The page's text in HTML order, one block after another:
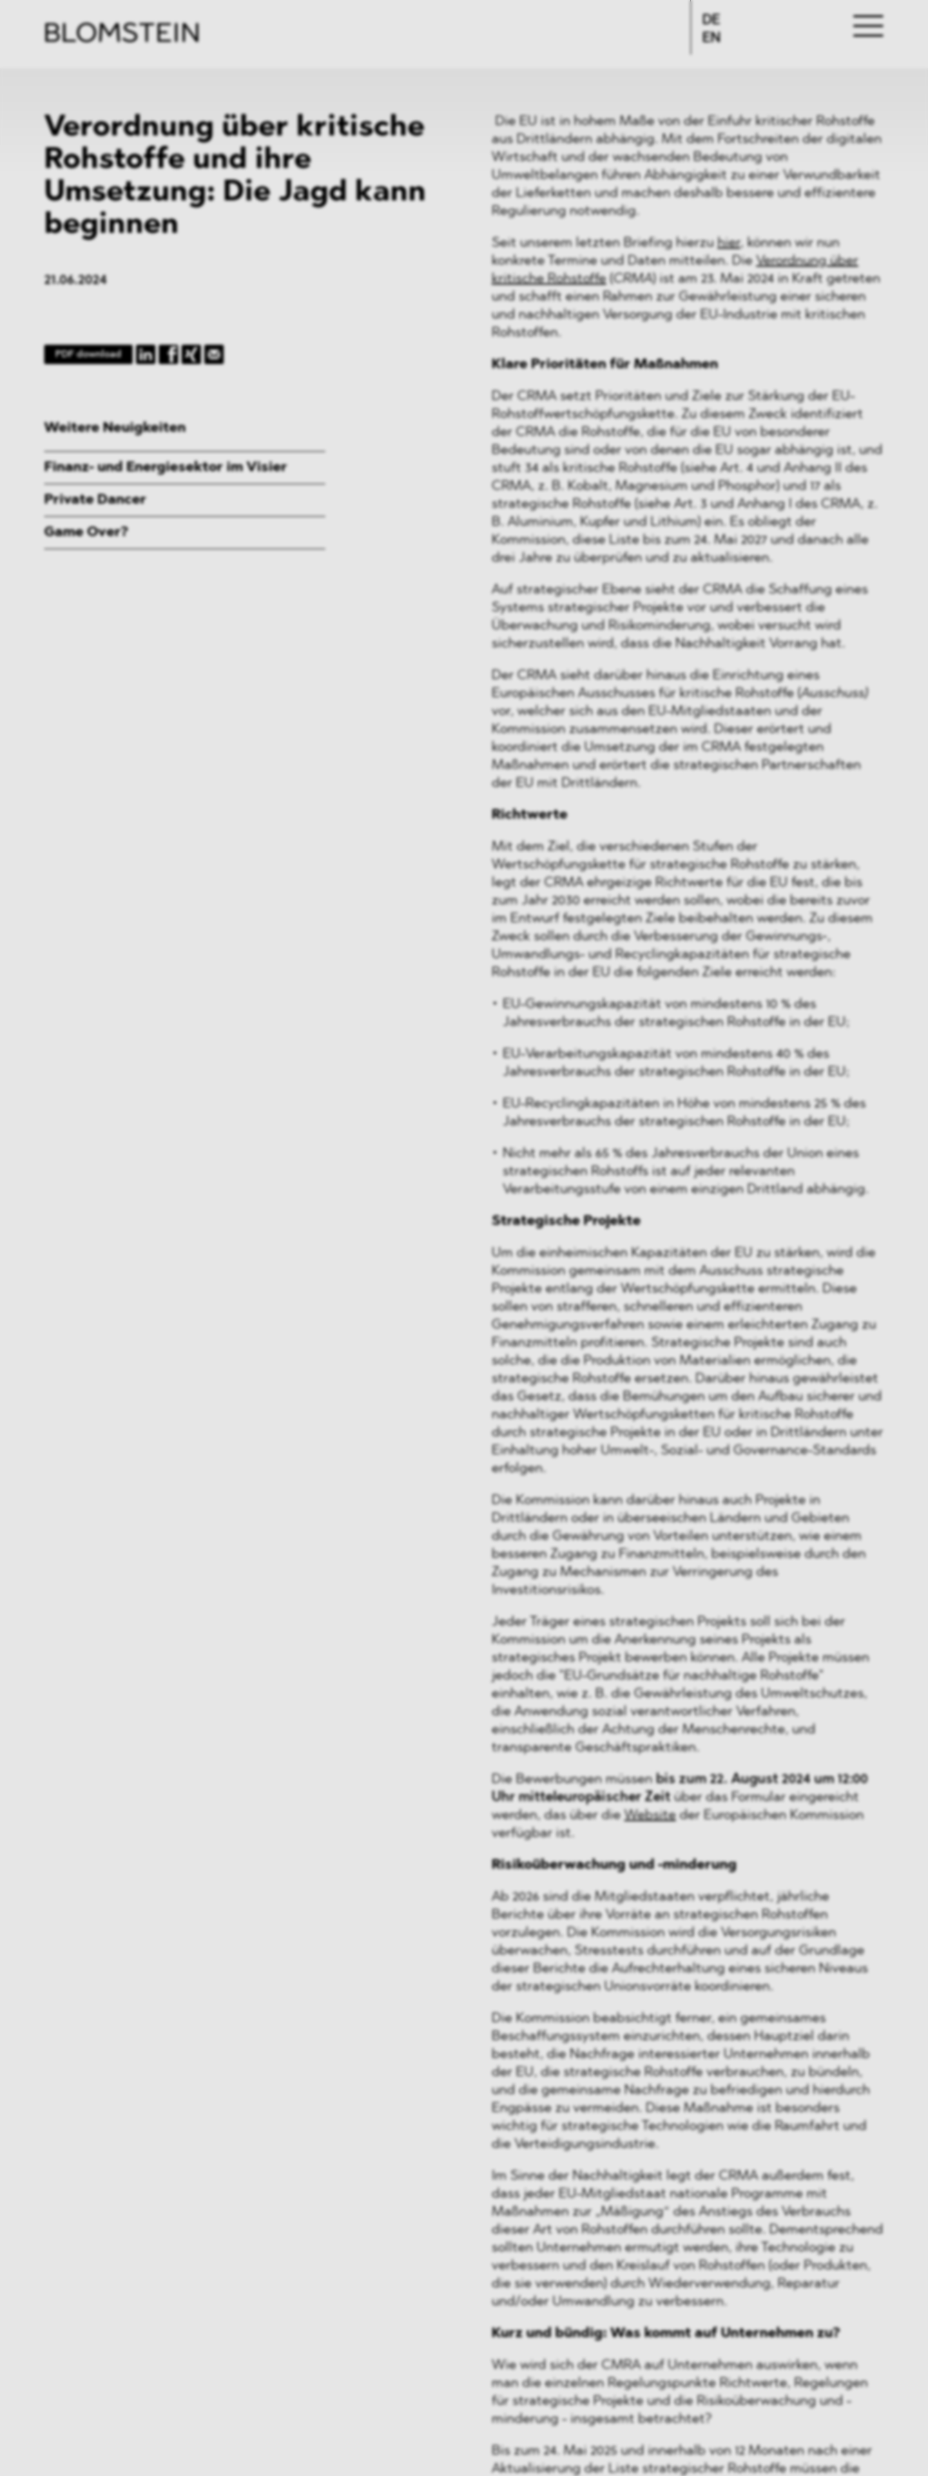
DE
EN
Verordnung über kritische
Rohstoffe und ihre
Umsetzung: Die Jagd kann
beginnen
21.06.2024
PDF download
Die EU ist in hohem Maße von der Einfuhr kritischer Rohstoffe
aus Drittländern abhängig. Mit dem Fortschreiten der digitalen
Wirtschaft und der wachsenden Bedeutung von
Umweltbelangen führen Abhängigkeit zu einer Verwundbarkeit
der Lieferketten und machen deshalb bessere und effizientere
Regulierung notwendig.
Seit unserem letzten Briefing hierzu hier, können wir nun
konkrete Termine und Daten mitteilen. DieVerordnung über
kritische Rohstoffe( CRMA) ist am 23. Mai 2024 in Kraft getreten
und schafft einen Rahmen zur Gewährleistung einer sicheren
und nachhaltigen Versorgung der EU-Industrie mit kritischen
Rohstoffen.
Klare Prioritäten für Maßnahmen
Der CRMA setzt Prioritäten und Ziele zur Stärkung der EU-
Rohstoffwertschöpfungskette. Zu diesem Zweck identifiziert
der CRMA die Rohstoffe, die für die EU von besonderer
Bedeutung sind oder von denen die EU sogar abhängig ist, und
stuft 34 als kritische Rohstoffe (siehe Art. 4 und Anhang II des
CRMA, z. B. Kobalt, Magnesium und Phosphor) und 17 als
strategische Rohstoffe (siehe Art. 3 und Anhang I des CRMA, z.
B. Aluminium, Kupfer und Lithium) ein. Es obliegt der
Kommission, diese Liste bis zum 24. Mai 2027 und danach alle
drei Jahre zu überprüfen und zu aktualisieren.
Auf strategischer Ebene sieht der CRMA die Schaffung eines
Systems strategischer Projekte vor und verbessert die
Überwachung und Risikominderung, wobei versucht wird
sicherzustellen wird, dass die Nachhaltigkeit Vorrang hat.
Der CRMA sieht darüber hinaus die Einrichtung eines
Europäischen Ausschusses für kritische Rohstoffe (Ausschuss)
vor, welcher sich aus den EU-Mitgliedstaaten und der
Kommission zusammensetzen wird. Dieser erörtert und
koordiniert die Umsetzung der im CRMA festgelegten
Maßnahmen und erörtert die strategischen Partnerschaften
der EU mit Drittländern.
Richtwerte
Mit dem Ziel, die verschiedenen Stufen der
Wertschöpfungskette für strategische Rohstoffe zu stärken,
legt der CRMA ehrgeizige Richtwerte für die EU fest, die bis
zum Jahr 2030 erreicht werden sollen, wobei die bereits zuvor
im Entwurf festgelegten Ziele beibehalten werden. Zu diesem
Zweck sollen durch die Verbesserung der Gewinnungs‑,
Umwandlungs- und Recyclingkapazitäten für strategische
Rohstoffe in der EU die folgenden Ziele erreicht werden:
EU-Gewinnungskapazität von mindestens 10 % des
Jahresverbrauchs der strategischen Rohstoffe in der EU;
EU-Verarbeitungskapazität von mindestens 40 % des
Jahresverbrauchs der strategischen Rohstoffe in der EU;
EU-Recyclingkapazitäten in Höhe von mindestens 25 % des
Jahresverbrauchs der strategischen Rohstoffe in der EU;
Nicht mehr als 65 % des Jahresverbrauchs der Union eines
strategischen Rohstoffs ist auf jeder relevanten
Verarbeitungsstufe von einem einzigen Drittland abhängig.
Strategische Projekte
Um die einheimischen Kapazitäten der EU zu stärken, wird die
Kommission gemeinsam mit dem Ausschuss strategische
Projekte entlang der Wertschöpfungskette ermitteln. Diese
sollen von strafferen, schnelleren und effizienteren
Genehmigungsverfahren sowie einem erleichterten Zugang zu
Finanzmitteln profitieren. Strategische Projekte sind auch
solche, die die Produktion von Materialien ermöglichen, die
strategische Rohstoffe ersetzen. Darüber hinaus gewährleistet
das Gesetz, dass die Bemühungen um den Aufbau sicherer und
nachhaltiger Wertschöpfungsketten für kritische Rohstoffe
durch strategische Projekte in der EU oder in Drittländern unter
Einhaltung hoher Umwelt-, Sozial- und Governance-Standards
erfolgen.
Die Kommission kann darüber hinaus auch Projekte in
Drittländern oder in überseeischen Ländern und Gebieten
durch die Gewährung von Vorteilen unterstützen, wie einem
besseren Zugang zu Finanzmitteln, beispielsweise durch den
Zugang zu Mechanismen zur Verringerung des
Investitionsrisikos.
Jeder Träger eines strategischen Projekts soll sich bei der
Kommission um die Anerkennung seines Projekts als
strategisches Projekt bewerben können. Alle Projekte müssen
jedoch die "EU-Grundsätze für nachhaltige Rohstoffe"
einhalten, wie z. B. die Gewährleistung des Umweltschutzes,
die Anwendung sozial verantwortlicher Verfahren,
einschließlich der Achtung der Menschenrechte, und
transparente Geschäftspraktiken.
Die Bewerbungen müssenbis zum 22. August 2024 um 12:00
Uhr mitteleuropäischer Zeit über das Formular eingereicht
werden, das über die Websiteder Europäischen Kommission
verfügbar ist.
Risikoüberwachung und -minderung
Ab 2026 sind die Mitgliedstaaten verpflichtet, jährliche
Berichte über ihre Vorräte an strategischen Rohstoffen
vorzulegen. Die Kommission wird die Versorgungsrisiken
überwachen, Stresstests durchführen und auf der Grundlage
dieser Berichte die Aufrechterhaltung eines sicheren Niveaus
der strategischen Unionsvorräte koordinieren.
Die Kommission beabsichtigt ferner, ein gemeinsames
Beschaffungssystem einzurichten, dessen Hauptziel darin
besteht, die Nachfrage interessierter Unternehmen innerhalb
der EU, die strategische Rohstoffe verbrauchen, zu bündeln,
und die gemeinsame Nachfrage zu befriedigen und hierdurch
Engpässe zu vermeiden. Diese Maßnahme ist besonders
wichtig für strategische Technologien wie die Raumfahrt und
die Verteidigungsindustrie.
Im Sinne der Nachhaltigkeit legt der CRMA außerdem fest,
dass jeder EU-Mitgliedstaat nationale Programme mit
Maßnahmen zur „Mäßigung“ des Anstiegs des Verbrauchs
dieser Art von Rohstoffen durchführen sollte. Dementsprechend
sollten Unternehmen ermutigt werden, ihre Technologie zu
verbessern und den Kreislauf von Rohstoffen (oder Produkten,
die sie verwenden) durch Wiederverwendung, Reparatur
und/oder Umwandlung zu verbessern.
Kurz und bündig: Was kommt auf Unternehmen zu?
Wie wird sich der CMRA auf Unternehmen auswirken, wenn
man die einzelnen Regelungspunkte Richtwerte, Regelungen
für strategische Projekte und die Risikoüberwachung und -
minderung - insgesamt betrachtet?
Bis zum 24. Mai 2025 und innerhalb von 12 Monaten nach einer
Aktualisierung der Liste strategischer Rohstoffe müssen die
Weitere Neuigkeiten
Finanz- und Energiesektor im Visier
Private Dancer
Game Over?